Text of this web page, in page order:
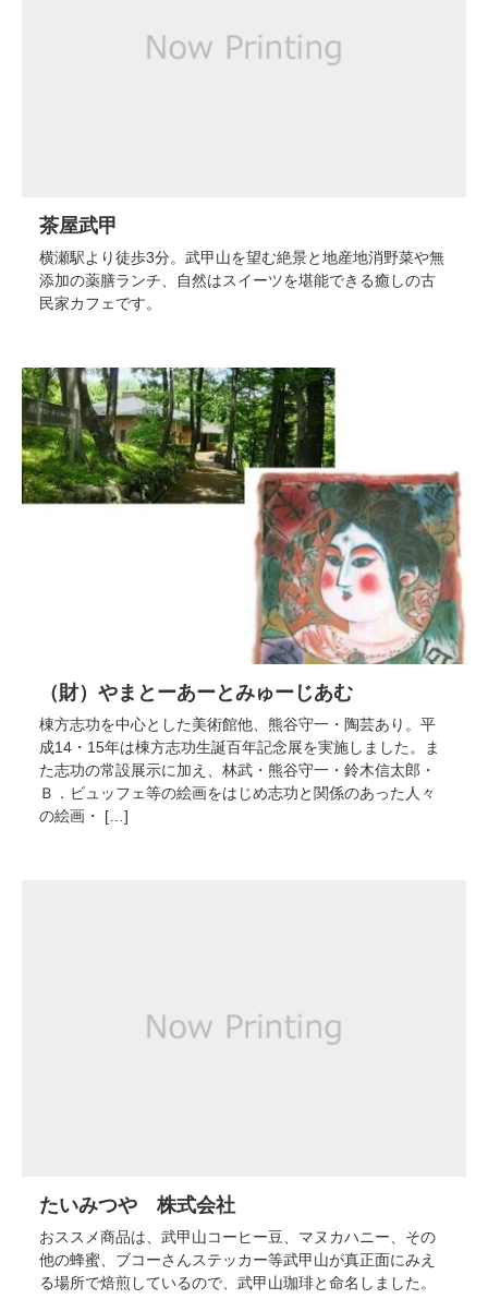
茶屋武甲
横瀬駅より徒歩3分。武甲山を望む絶景と地産地消野菜や無
添加の薬膳ランチ、自然はスイーツを堪能できる癒しの古
民家カフェです。
（財）やまとーあーとみゅーじあむ
棟方志功を中心とした美術館他、熊谷守一・陶芸あり。平
成14・15年は棟方志功生誕百年記念展を実施しました。ま
た志功の常設展示に加え、林武・熊谷守一・鈴木信太郎・
Ｂ．ビュッフェ等の絵画をはじめ志功と関係のあった人々
の絵画・ […]
たいみつや 株式会社
おススメ商品は、武甲山コーヒー豆、マヌカハニー、その
他の蜂蜜、ブコーさんステッカー等武甲山が真正面にみえ
る場所で焙煎しているので、武甲山珈琲と命名しました。